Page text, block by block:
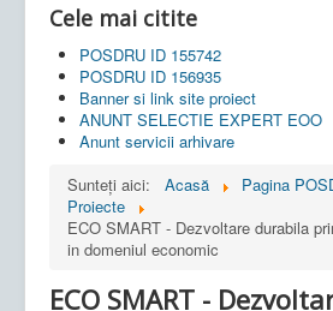
Cele mai citite
POSDRU ID 155742
POSDRU ID 156935
Banner si link site proiect
ANUNT SELECTIE EXPERT EOO
Anunt servicii arhivare
Sunteți aici:
Acasă
Pagina
Proiecte
ECO SMART - Dezvoltare durabila
in domeniul economic
ECO SMART -